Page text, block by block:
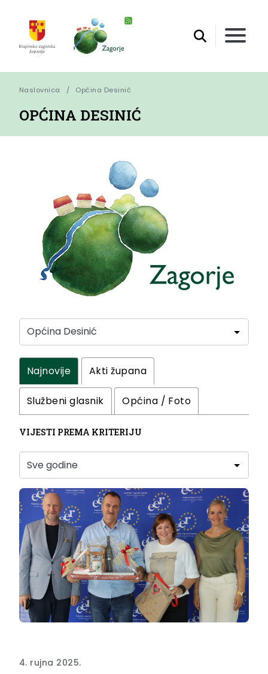
Naslovnica Općina Desinić
OPĆINA DESINIĆ
Najnovije Akti župana
Službeni glasnik Općina / Foto
VIJESTI PREMA KRITERIJU
4. rujna 2025.